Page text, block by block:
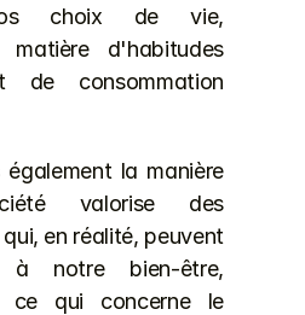
choix de vie,
matière d'habitudes
de consommation
également la manière
valorise des
en réalité, peuvent
à notre bien-être,
ce qui concerne le